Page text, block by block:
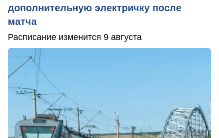
дополнительную электричку после
матча
Расписание изменится 9 августа